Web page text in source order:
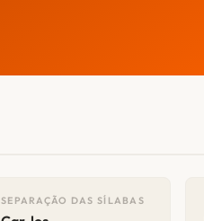
SEPARAÇÃO DAS SÍLABAS